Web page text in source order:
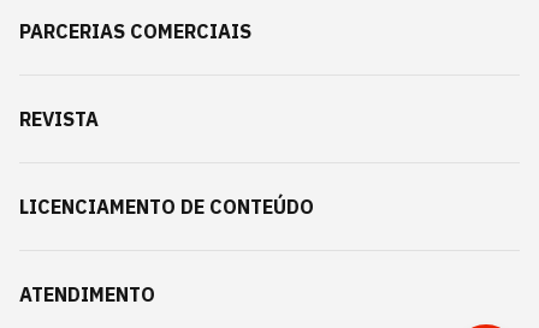
PARCERIAS COMERCIAIS
REVISTA
LICENCIAMENTO DE CONTEÚDO
ATENDIMENTO